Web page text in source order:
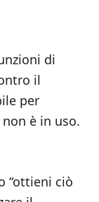
di
il
per
è in uso.
“ottieni ciò